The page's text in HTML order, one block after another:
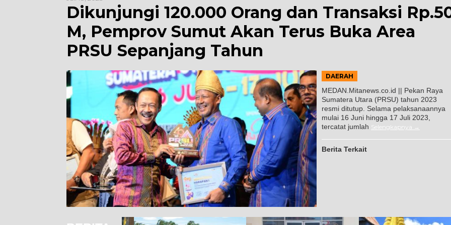
Dikunjungi 120.000 Orang dan Transaksi
M, Pemprov Sumut Akan Terus Buka Area
PRSU Sepanjang Tahun
DAERAH
MEDAN.Mitanews.co.id || Pekan Raya
Sumatera Utara (PRSU) tahun 2023
resmi ditutup. Selama pelaksanaannya
mulai 16 Juni hingga 17 Juli 2023,
tercatat jumlah Selengkapnya
Berita Terkait